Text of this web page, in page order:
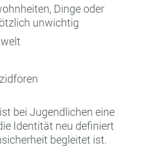
Dinge oder
unwichtig
bei Jugendlichen eine
Identität neu definiert
begleitet ist.